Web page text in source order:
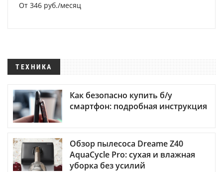
От 346 руб./месяц
ТЕХНИКА
Как безопасно купить б/у
смартфон: подробная инструкция
Обзор пылесоса Dreame Z40
AquaCycle Pro: сухая и влажная
уборка без усилий